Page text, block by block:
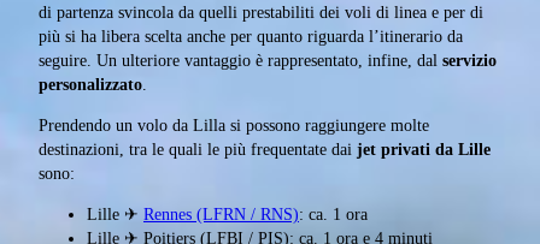
di partenza svincola da quelli prestabiliti dei voli di linea e per di
più si ha libera scelta anche per quanto riguarda l’itinerario da
seguire. Un ulteriore vantaggio è rappresentato, infine, dal servizio
personalizzato.
Prendendo un volo da Lilla si possono raggiungere molte
destinazioni, tra le quali le più frequentate dai jet privati da Lille
sono:
Lille ✈ Rennes (LFRN / RNS): ca. 1 ora
Lille ✈ Poitiers (LFBI / PIS): ca. 1 ora e 4 minuti